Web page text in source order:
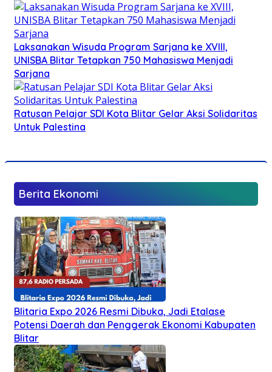
Laksanakan Wisuda Program Sarjana ke XVIII,
UNISBA Blitar Tetapkan 750 Mahasiswa Menjadi
Sarjana
Ratusan Pelajar SDI Kota Blitar Gelar Aksi Solidaritas
Untuk Palestina
Berita Ekonomi
Blitaria Expo 2026 Resmi Dibuka, Jadi Etalase
Potensi Daerah dan Penggerak Ekonomi Kabupaten
Blitar